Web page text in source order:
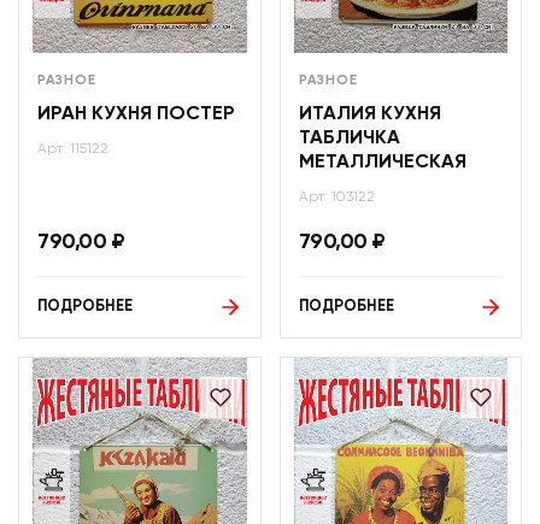
РАЗНОЕ
ИРАН КУХНЯ ПОСТЕР
Арт: 115122
790,00 ₽
ПОДРОБНЕЕ
РАЗНОЕ
ИТАЛИЯ КУХНЯ
ТАБЛИЧКА
МЕТАЛЛИЧЕСКАЯ
Арт: 103122
790,00 ₽
ПОДРОБНЕЕ